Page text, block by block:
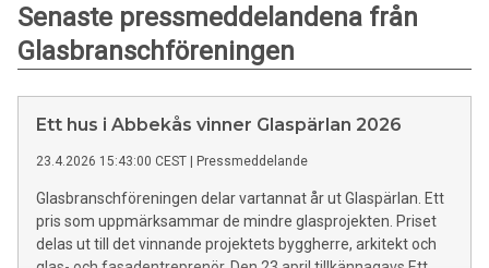
Senaste pressmeddelandena från
Glasbranschföreningen
Ett hus i Abbekås vinner Glaspärlan 2026
23.4.2026 15:43:00 CEST | Pressmeddelande
Glasbranschföreningen delar vartannat år ut Glaspärlan. Ett
pris som uppmärksammar de mindre glasprojekten. Priset
delas ut till det vinnande projektets byggherre, arkitekt och